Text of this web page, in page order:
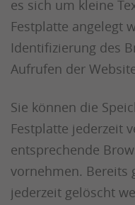
es sich um kleine
Festplatte angelegt
Identifizierung des
Aufrufen der
Sie können die
Festplatte jederzeit
entsprechende
vornehmen. Bereits
jederzeit gelöscht